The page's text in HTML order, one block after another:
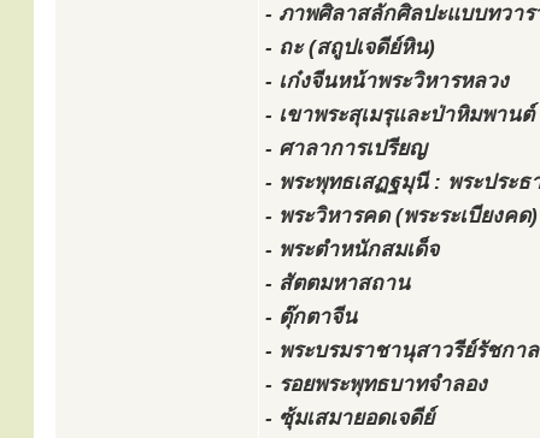
- ภาพศิลาสลักศิลปะแบบทวาร
- ถะ (สถูปเจดีย์หิน)
- เก๋งจีนหน้าพระวิหารหลวง
- เขาพระสุเมรุและป่าหิมพานต์
- ศาลาการเปรียญ
- พระพุทธเสฏฐมุนี : พระประ
- พระวิหารคด (พระระเบียงคด)
- พระตำหนักสมเด็จ
- สัตตมหาสถาน
- ตุ๊กตาจีน
- พระบรมราชานุสาวรีย์รัชกา
- รอยพระพุทธบาทจำลอง
- ซุ้มเสมายอดเจดีย์